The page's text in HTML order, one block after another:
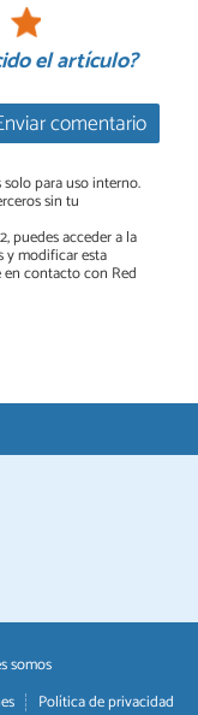
el artículo?
comentario
para uso interno.
sin tu
puedes acceder a la
y modificar esta
contacto con Red
somos
Política de privacidad